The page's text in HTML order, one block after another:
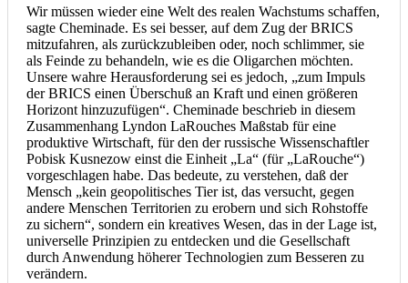
Wir müssen wieder eine Welt des realen Wachstums schaffen,
sagte Cheminade. Es sei besser, auf dem Zug der BRICS
mitzufahren, als zurückzubleiben oder, noch schlimmer, sie
als Feinde zu behandeln, wie es die Oligarchen möchten.
Unsere wahre Herausforderung sei es jedoch, „zum Impuls
der BRICS einen Überschuß an Kraft und einen größeren
Horizont hinzuzufügen“. Cheminade beschrieb in diesem
Zusammenhang Lyndon LaRouches Maßstab für eine
produktive Wirtschaft, für den der russische Wissenschaftler
Pobisk Kusnezow einst die Einheit „La“ (für „LaRouche“)
vorgeschlagen habe. Das bedeute, zu verstehen, daß der
Mensch „kein geopolitisches Tier ist, das versucht, gegen
andere Menschen Territorien zu erobern und sich Rohstoffe
zu sichern“, sondern ein kreatives Wesen, das in der Lage ist,
universelle Prinzipien zu entdecken und die Gesellschaft
durch Anwendung höherer Technologien zum Besseren zu
verändern.